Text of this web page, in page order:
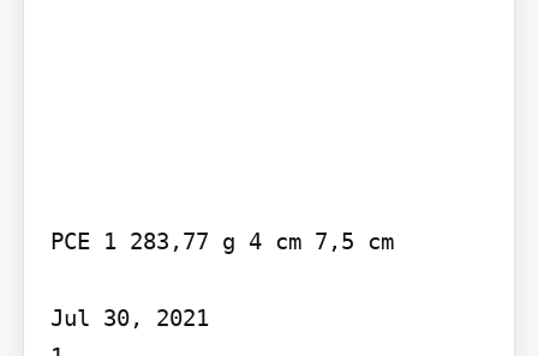
PCE 1 283,77 g 4 cm 7,5 cm
Jul 30, 2021